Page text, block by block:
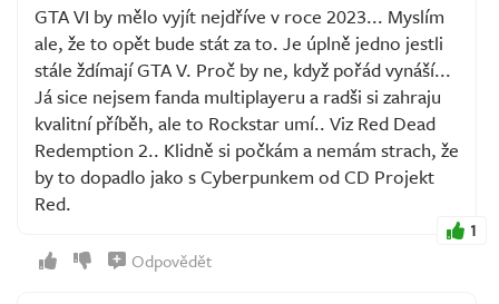
GTA VI by mělo vyjít nejdříve v roce 2023... Myslím
ale, že to opět bude stát za to. Je úplně jedno jestli
stále ždímají GTA V. Proč by ne, když pořád vynáší...
Já sice nejsem fanda multiplayeru a radši si zahraju
kvalitní příběh, ale to Rockstar umí.. Viz Red Dead
Redemption 2.. Klidně si počkám a nemám strach, že
by to dopadlo jako s Cyberpunkem od CD Projekt
Red.
1
Odpovědět